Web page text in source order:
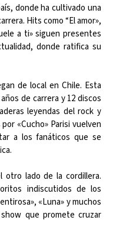
donde ha cultivado una
Hits como “El amor»,
a ti» siguen presentes
donde ratifica su
de local en Chile. Esta
de carrera y 12 discos
leyendas del rock y
«Cucho» Parisi vuelven
a los fanáticos que se
otro lado de la cordillera.
indiscutidos de los
«Luna» y muchos
que promete cruzar